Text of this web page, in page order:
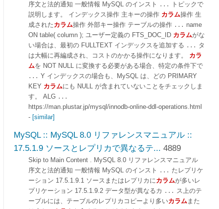
序文と法的通知 一般情報 MySQL のインスト
...
トピックで
説明します。 インデックス操作 主キーの操作 カラム操作 生
成されたカラム操作 外部キー操作 テーブルの操作 ...
name
ON table( column ); ユーザー定義の FTS_DOC_ID カラムがな
い場合は、最初の FULLTEXT インデックスを追加する ...
タ
は大幅に再編成され、コストのかかる操作になります。 カラ
ムを NOT NULL に変換する必要がある場合、特定の条件下で
... Y インデックスの場合も、MySQL は、どの PRIMARY
KEY カラムにも NULL が含まれていないことをチェックしま
す。 ALG ...
https://man.plustar.jp/mysql/innodb-online-ddl-operations.html
- [similar]
MySQL :: MySQL 8.0 リファレンスマニュアル ::
17.5.1.9 ソースとレプリカで異なるテ... 4889
Skip to Main Content . MySQL 8.0 リファレンスマニュアル
序文と法的通知 一般情報 MySQL のインスト
...
たレプリケ
ーション 17.5.1.9.1 ソースまたはレプリカにカラムが多いレ
プリケーション 17.5.1.9.2 データ型が異なるカ
...
ス上のテ
ーブルには、テーブルのレプリカコピーより多いカラムまた